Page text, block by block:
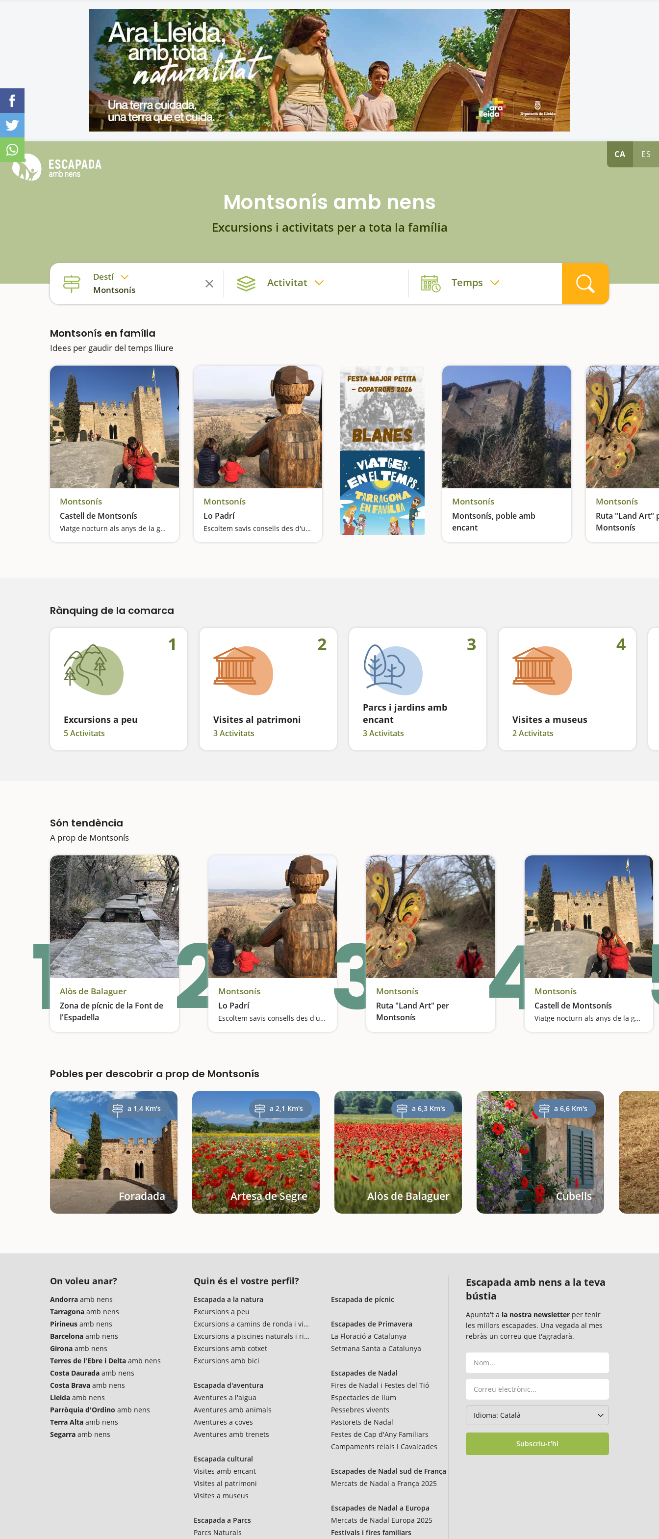
CA ES
Montsonís amb nens
Excursions i activitats per a tota la família
Destí
Montsonís
Activitat Temps
Montsonís en família
Idees per gaudir del temps lliure
Montsonís
Castell de Montsonís
Viatge nocturn als anys de la guerra entree àrabs i cristians
Montsonís
Lo Padrí
Escoltem savis consells des d'un mirador privilegiat
Montsonís
Montsonís, poble amb
encant
Tornem a l'època medieval
Montsonís
Ruta "Land Art"
Montsonís
Rànquing de la comarca
1
Excursions a peu
5 Activitats
2
Visites al patrimoni
3 Activitats
3
Parcs i jardins amb
encant
3 Activitats
4
Visites a museus
2 Activitats
Són tendència
A prop de Montsonís
1Alòs de Balaguer
Zona de pícnic de la Font de
l'Espadella
Descans a la vora del Segre 2Montsonís
Lo Padrí
Escoltem savis consells des d'un mirador privilegiat 3Montsonís
Ruta "Land Art" per
Montsonís
Obres d'art entre corriols i el cant dels ocells 4Montsonís
Castell de Montsonís
Viatge nocturn als anys de la guerra entree àrabs i cristians
Pobles per descobrir a prop de Montsonís
a 1,4 Km's
Foradada
a 2,1 Km's
Artesa de Segre
a 6,3 Km's
Alòs de Balaguer
a 6,6 Km's
Cubells
On voleu anar?
Andorra amb nens
Tarragona amb nens
Pirineus amb nens
Barcelona amb nens
Girona amb nens
Terres de l'Ebre i Delta amb nens
Costa Daurada amb nens
Costa Brava amb nens
Lleida amb nens
Parròquia d'Ordino amb nens
Terra Alta amb nens
Segarra amb nens
Quin és el vostre perfil?
Escapada a la natura
Excursions a peu
Excursions a camins de ronda i vies verdes
Excursions a piscines naturals i rius
Excursions amb cotxet
Excursions amb bici
Escapada d'aventura
Aventures a l'aigua
Aventures amb animals
Aventures a coves
Aventures amb trenets
Escapada cultural
Visites amb encant
Visites al patrimoni
Visites a museus
Escapada a Parcs
Parcs Naturals
Escapada de pícnic
Escapades de Primavera
La Floració a Catalunya
Setmana Santa a Catalunya
Escapades de Nadal
Fires de Nadal i Festes del Tió
Espectacles de llum
Pessebres vivents
Pastorets de Nadal
Festes de Cap d'Any Familiars
Campaments reials i Cavalcades
Escapades de Nadal sud de França
Mercats de Nadal a França 2025
Escapades de Nadal a Europa
Mercats de Nadal Europa 2025
Festivals i fires familiars
Escapada amb nens a la teva
bústia
Apunta't a la nostra newsletter per tenir
les millors escapades. Una vegada al mes
rebràs un correu que t'agradarà.
Subscriu-t'hi